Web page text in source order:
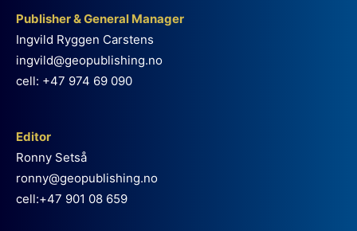
Publisher & General Manager
Ingvild Ryggen Carstens
ingvild@geopublishing.no
cell: +47 974 69 090
Editor
Ronny Setså
ronny@geopublishing.no
cell:+47 901 08 659